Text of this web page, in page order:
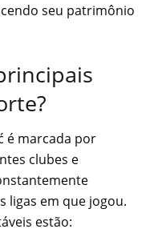
seu patrimônio
é marcada por
clubes e
ligas em que jogou.
estão: